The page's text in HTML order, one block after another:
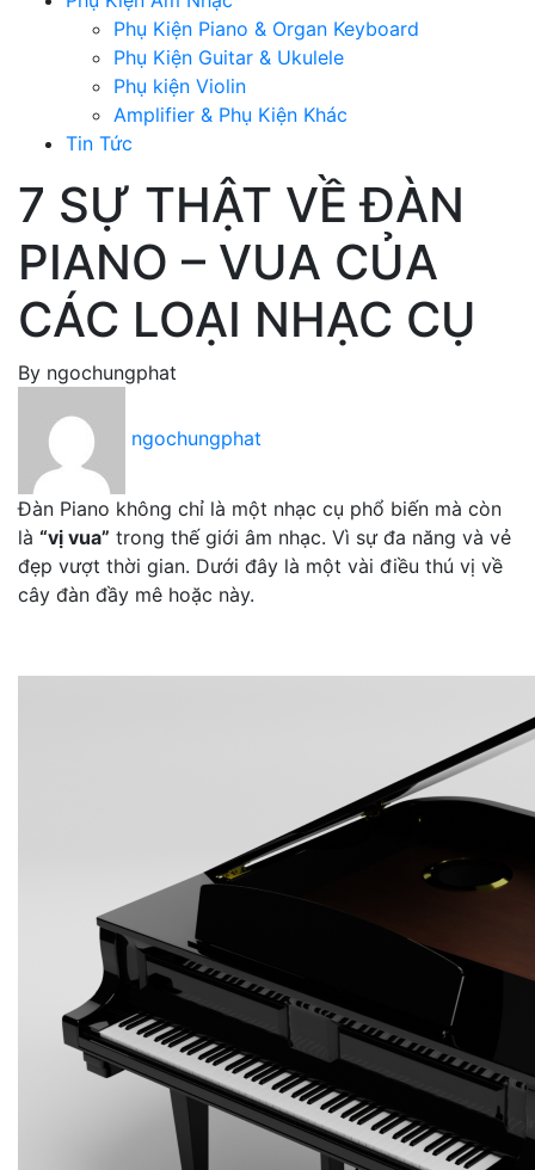
Phụ Kiện Piano & Organ Keyboard
Phụ Kiện Guitar & Ukulele
Phụ kiện Violin
Amplifier & Phụ Kiện Khác
Tin Tức
7 SỰ THẬT VỀ ĐÀN
PIANO – VUA CỦA
CÁC LOẠI NHẠC CỤ
By ngochungphat
ngochungphat
Đàn Piano không chỉ là một nhạc cụ phổ biến mà còn
là “vị vua” trong thế giới âm nhạc. Vì sự đa năng và vẻ
đẹp vượt thời gian. Dưới đây là một vài điều thú vị về
cây đàn đầy mê hoặc này.